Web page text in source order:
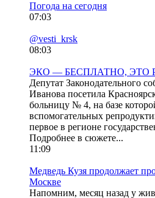
Погода на сегодня
07:03
@vesti_krsk
08:03
ЭКО — БЕСПЛАТНО, ЭТО
Депутат Законодательного
Иванова посетила
больницу № 4, на базе
вспомогательных
первое в регионе
Подробнее в сюжете...
11:09
Медведь Кузя продолжает
Москве
Напомним, месяц назад у